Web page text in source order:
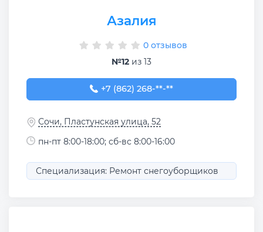
Азалия
0 отзывов
№12 из 13
+7 (862) 268-32-20
+7 (862) 268-**-**
Сочи, Пластунская улица, 52
пн-пт 8:00-18:00; сб-вс 8:00-16:00
Специализация: Ремонт снегоуборщиков